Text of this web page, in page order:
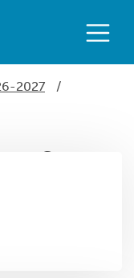
2027
/
Cup